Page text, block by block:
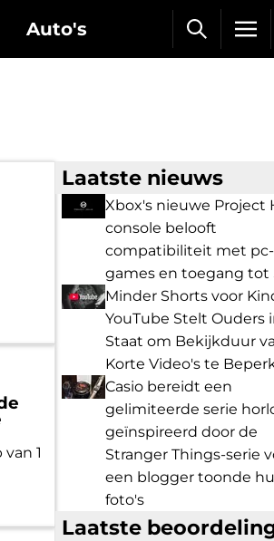
Auto's
1
Laatste nieuws
Xbox's nieuwe Project
console belooft
compatibiliteit met pc-
games en toegang tot
Minder Shorts voor
YouTube Stelt Ouders
Staat om Bekijkduur
Korte Video's te
Casio bereidt een
gelimiteerde serie
geïnspireerd door de
Stranger Things-serie
een blogger toonde
foto's
Laatste